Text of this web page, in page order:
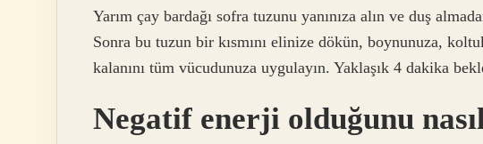
Yarım çay bardağı sofra tuzunu yanınıza alın ve duş
Sonra bu tuzun bir kısmını elinize dökün, boynunuza,
kalanını tüm vücudunuza uygulayın. Yaklaşık 4 dakika
Negatif enerji olduğunu